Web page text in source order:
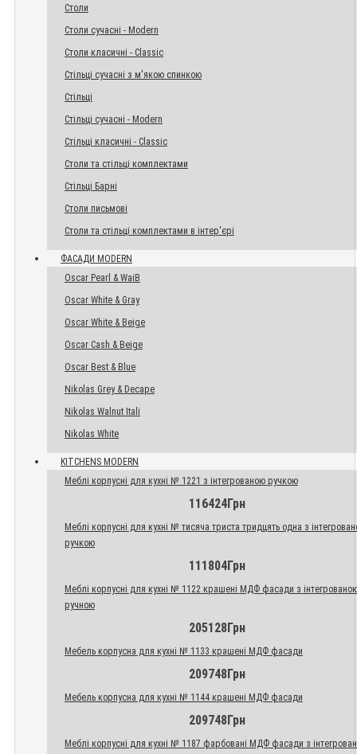
Столи
Столи сучасні - Modern
Столи класичні - Classic
Стільці сучасні з м'якою спинкою
Стільці
Стільці сучасні - Modern
Стільці класичні - Classic
Столи та стільці комплектами
Стільці Барні
Столи письмові
Столи та стільці комплектами в інтер'єрі
ФАСАДИ MODERN
Oscar Pearl & WaiB
Oscar White & Gray
Oscar White & Beige
Oscar Cash & Beige
Oscar Best & Blue
Nikolas Grey & Decape
Nikolas Walnut Itali
Nikolas White
KITCHENS MODERN
Меблі корпусні для кухні № 1221 з інтегрованою ручкою
116424Грн
Меблі корпусні для кухні № тисяча триста тридцять одна з
ручкою
111804Грн
Меблі корпусні для кухні № 1122 крашені МДФ фасади з
ручною
205128Грн
Мебель корпусна для кухні № 1133 крашені МДФ фасади
209748Грн
Мебель корпусна для кухні № 1144 крашені МДФ фасади
209748Грн
Меблі корпусні для кухні № 1187 фарбовані МДФ фасади з